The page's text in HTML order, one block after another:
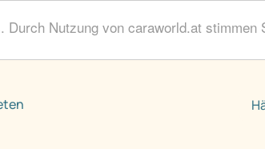
Nutzung von caraworld.at stimmen